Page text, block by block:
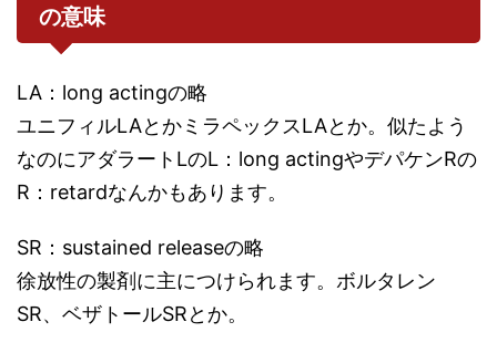
の意味
LA：long actingの略
ユニフィルLAとかミラペックスLAとか。似たよう
なのにアダラートLのL：long actingやデパケンRの
R：retardなんかもあります。
SR：sustained releaseの略
徐放性の製剤に主につけられます。ボルタレン
SR、ベザトールSRとか。